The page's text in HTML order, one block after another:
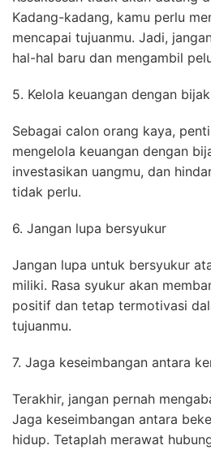
Kadang-kadang, kamu perlu
mencapai tujuanmu. Jadi,
hal-hal baru dan mengambil
5. Kelola keuangan dengan bijak
Sebagai calon orang kaya,
mengelola keuangan dengan
investasikan uangmu, dan
tidak perlu.
6. Jangan lupa bersyukur
Jangan lupa untuk bersyukur
miliki. Rasa syukur akan
positif dan tetap termotivasi
tujuanmu.
7. Jaga keseimbangan antara
Terakhir, jangan pernah
Jaga keseimbangan antara
hidup. Tetaplah merawat